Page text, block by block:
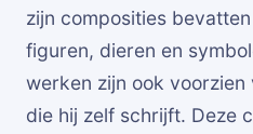
zijn composities
figuren, dieren en
werken zijn ook
die hij zelf schrijft. Deze